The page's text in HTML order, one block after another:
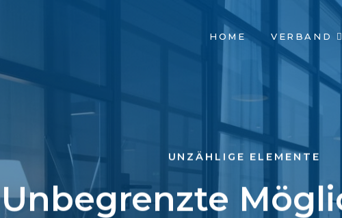
NAVIGATION
ÜBERSPRINGEN
HOME VERBAND
UNZÄHLIGE ELEMENTE
Unbegrenzte